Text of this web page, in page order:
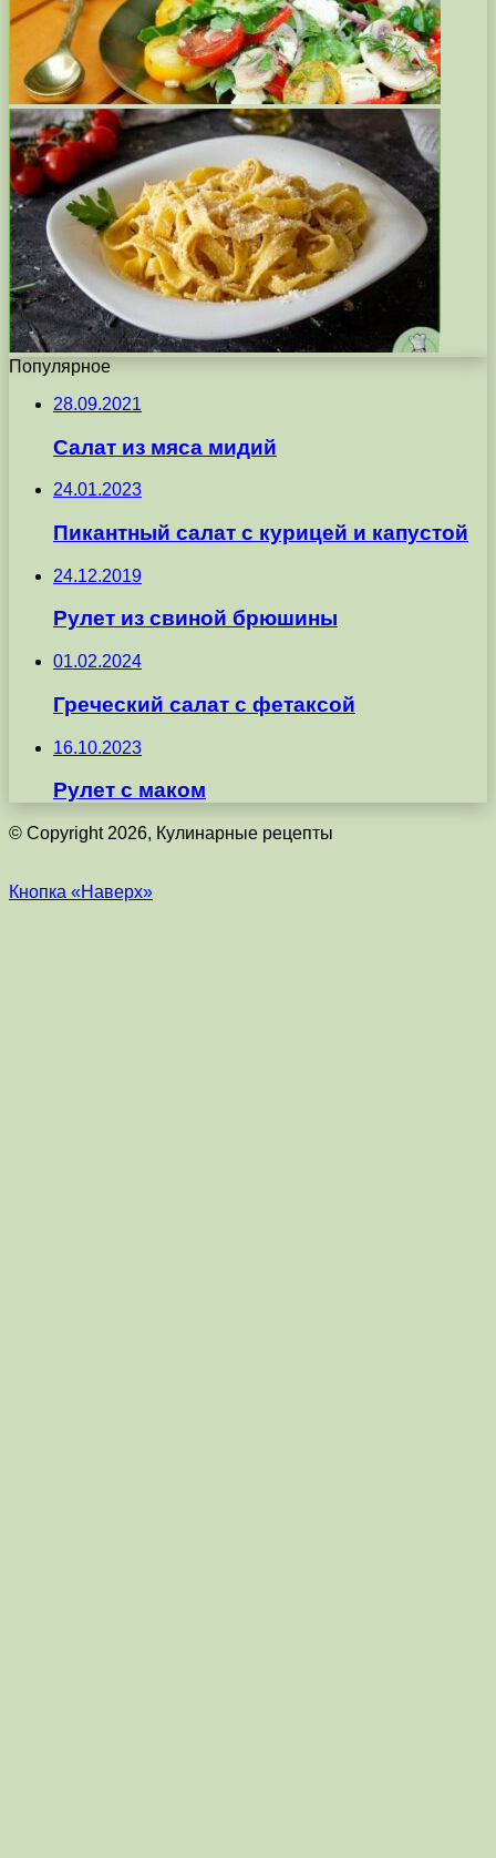
Популярное
28.09.2021
Салат из мяса мидий
24.01.2023
Пикантный салат с курицей и капустой
24.12.2019
Рулет из свиной брюшины
01.02.2024
Греческий салат с фетаксой
16.10.2023
Рулет с маком
© Copyright 2026, Кулинарные рецепты
Кнопка «Наверх»